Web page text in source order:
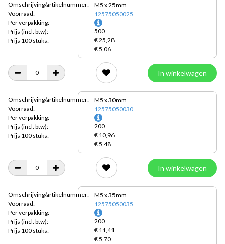
Omschrijving/artikelnummer:
Voorraad:
Per verpakking:
Prijs (incl. btw):
Prijs 100 stuks:
M5 x 25mm
12575050025
500
€ 25,28
€ 5,06
In winkelwagen
Omschrijving/artikelnummer:
Voorraad:
Per verpakking:
Prijs (incl. btw):
Prijs 100 stuks:
M5 x 30mm
12575050030
200
€ 10,96
€ 5,48
In winkelwagen
Omschrijving/artikelnummer:
Voorraad:
Per verpakking:
Prijs (incl. btw):
Prijs 100 stuks:
M5 x 35mm
12575050035
200
€ 11,41
€ 5,70